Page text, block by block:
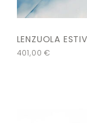
LENZUOLA
401,00€